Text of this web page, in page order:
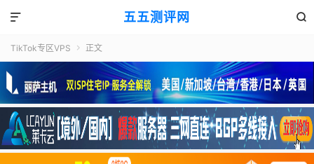
五五测评网 

TikTok专区VPS  正文